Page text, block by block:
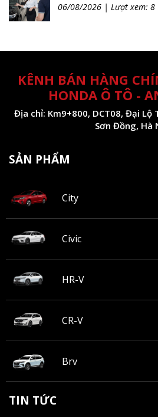
06/08/2026 | Lượt xem: 8
KÊNH BÁN HÀNG
HONDA Ô TÔ -
Địa chỉ: Km9+800, DCT08, Đại Lộ
Sơn Đồng, Hà
SẢN PHẨM
City
Civic
HR-V
CR-V
Brv
TIN TỨC